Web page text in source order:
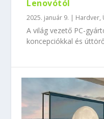
Lenovótól
2025. január 9. | Hardver,
A világ vezető PC-
koncepciókkal és